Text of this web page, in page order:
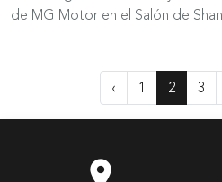
de MG Motor en el Salón de
‹ 1 2 3
location_on